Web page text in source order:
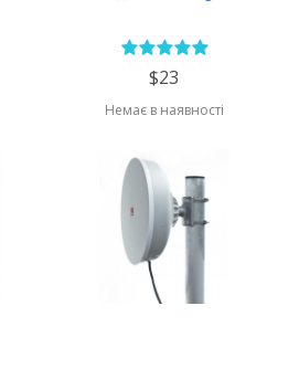
$23
Немає в наявності